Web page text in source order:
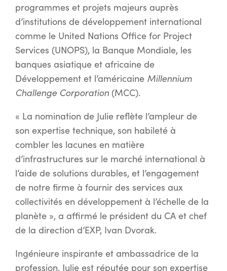
programmes et projets majeurs auprès
d’institutions de développement international
comme le United Nations Office for Project
Services (UNOPS), la Banque Mondiale, les
banques asiatique et africaine de
Développement et l’américaine Millennium
Challenge Corporation (MCC).
« La nomination de Julie reflète l’ampleur de
son expertise technique, son habileté à
combler les lacunes en matière
d’infrastructures sur le marché international à
l’aide de solutions durables, et l’engagement
de notre firme à fournir des services aux
collectivités en développement à l’échelle de la
planète », a affirmé le président du CA et chef
de la direction d’EXP, Ivan Dvorak.
Ingénieure inspirante et ambassadrice de la
profession, Julie est réputée pour son expertise